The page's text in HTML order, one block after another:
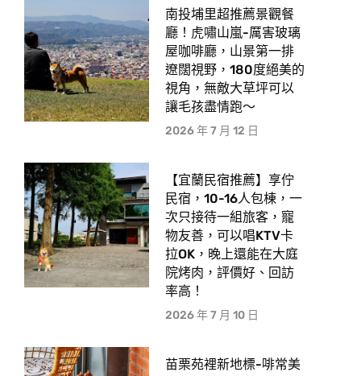
南投埔里超推薦景觀餐
廳！虎嘯山嵐-厲害玻璃
屋咖啡廳，山景第一排
遼闊視野，180度絕美的
視角，無敵大草坪可以
讓毛孩盡情跑〜
2026 年 7 月 12 日
【宜蘭民宿推薦】享佇
民宿，10-16人包棟，一
次只接待一組旅客，寵
物友善，可以唱KTV卡
拉OK，晚上還能在大庭
院烤肉，評價好、回訪
率高！
2026 年 7 月 10 日
苗栗苑裡新地標-啡常美